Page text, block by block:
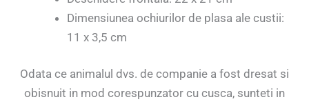
Dimensiunea ochiurilor de plasa ale custii:
11 x 3,5 cm
Odata ce animalul dvs. de companie a fost dresat si
obisnuit in mod corespunzator cu cusca, sunteti in